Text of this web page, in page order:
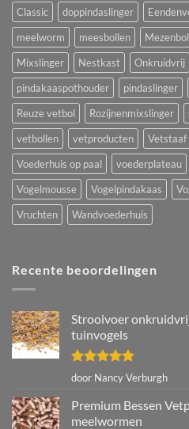
Classic doppindaslinger
meelworm
meesbollen
Mixslinger
Nestkast Onkruidvrij
pindakaaspothouder
pindaslinger
Reuze vetbol
Rozijnenmixslinger
vetbollen
vetproducten Vetstaaf
Voederhuis op paal
voederplateau
Vogelmousse
Vogelpindakaas
Vruchten
Wandvoederhuis
Recente beoordelingen
Strooivoer
tuinvogels
Gewaardeerd
door Nancy Verburgh
Premium Bessen
meelwormen